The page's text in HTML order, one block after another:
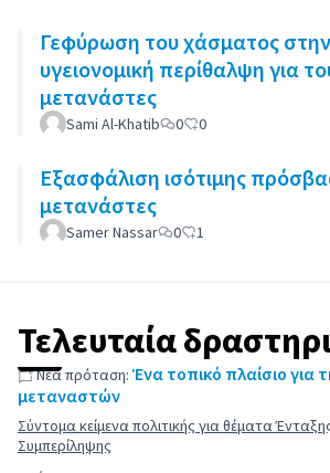
Γεφύρωση του χάσματος
υγειονομική περίθαλψη για
μετανάστες
Sami Al-Khatib 0 0
Εξασφάλιση ισότιμης
μετανάστες
Samer Nassar 0 1
Τελευταία
Νέα πρόταση: Ένα τοπικό πλαίσιο για
μεταναστών
Σύντομα κείμενα πολιτικής για θέματα
Συμπερίληψης